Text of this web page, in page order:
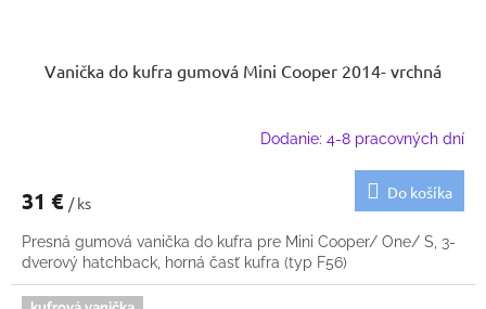
Vanička do kufra gumová Mini Cooper 2014- vrchná
Dodanie: 4-8 pracovných dní
31 € / ks
Do košíka
Presná gumová vanička do kufra pre Mini Cooper/ One/ S, 3-
dverový hatchback, horná časť kufra (typ F56)